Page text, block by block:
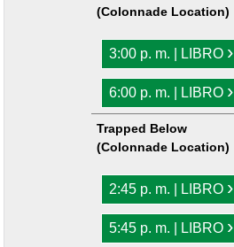
(Colonnade Location)
3:00 p. m. | LIBRO ›
6:00 p. m. | LIBRO ›
Trapped Below
(Colonnade Location)
2:45 p. m. | LIBRO ›
5:45 p. m. | LIBRO ›